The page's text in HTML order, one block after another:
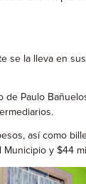
se la lleva en
Paulo
así como
y $44